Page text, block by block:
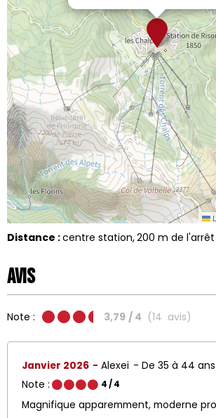
Distance :centre station 200 m de
Avis
Note : 3,79 / 4 (14 avis)
Janvier 2026 Alexei De 35 à 44 ans
Note :
4/ 4
Magnifique apparemment, moderne